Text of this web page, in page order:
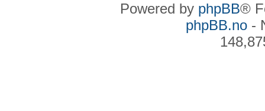
Powered by phpBB®
phpBB.no-